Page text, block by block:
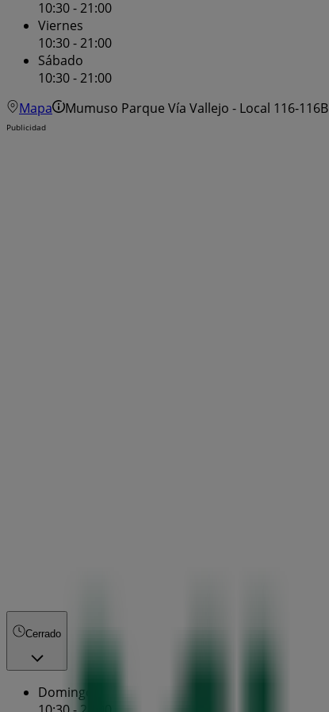
10:30 - 21:00
Viernes
10:30 - 21:00
Sábado
10:30 - 21:00
Mapa
Mumuso Parque Vía Vallejo - Local 116-116B
Publicidad
Cerrado
Domingo